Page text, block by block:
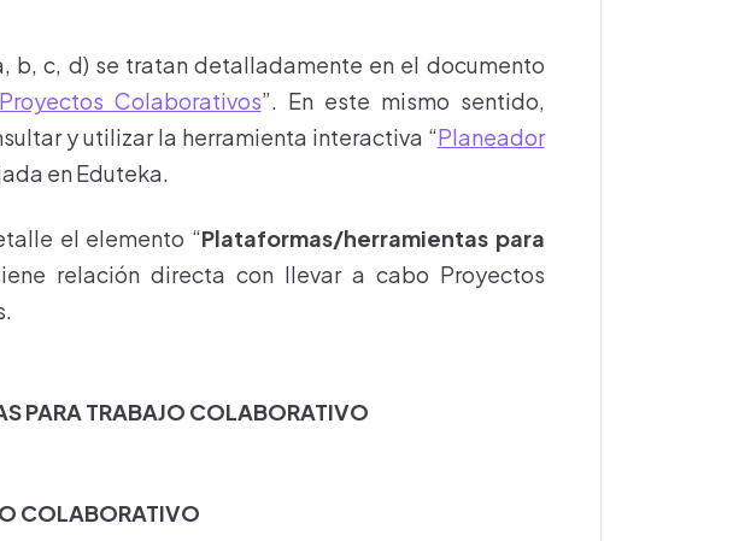
b, c, d) se tratan detalladamente en el documento
Colaborativos”. En este mismo sentido,
y utilizar la herramienta interactiva “Planeador
en Eduteka.
el elemento “Plataformas/herramientas para
relación directa con llevar a cabo Proyectos
PARA TRABAJO COLABORATIVO
COLABORATIVO